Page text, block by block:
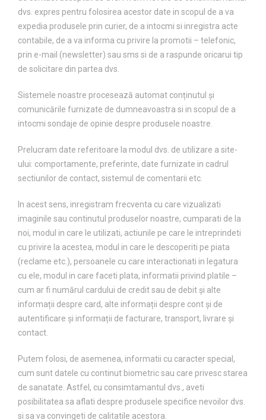
dvs. expres pentru folosirea acestor date in scopul de a va
expedia produsele prin curier, de a intocmi si inregistra acte
contabile, de a va informa cu privire la promotii – telefonic,
prin e-mail (newsletter) sau sms si de a raspunde oricarui tip
de solicitare din partea dvs.
Sistemele noastre procesează automat conținutul și
comunicările furnizate de dumneavoastra si in scopul de a
intocmi sondaje de opinie despre produsele noastre.
Prelucram date referitoare la modul dvs. de utilizare a site-
ului: comportamente, preferinte, date furnizate in cadrul
sectiunilor de contact, sistemul de comentarii etc.
In acest sens, inregistram frecventa cu care vizualizati
imaginile sau continutul produselor noastre, cumparati de la
noi, modul in care le utilizati, actiunile pe care le intreprindeti
cu privire la acestea, modul in care le descoperiti pe piata
(reclame etc.), persoanele cu care interactionati in legatura
cu ele, modul in care faceti plata, informatii privind platile –
cum ar fi numărul cardului de credit sau de debit și alte
informații despre card, alte informații despre cont și de
autentificare și informații de facturare, transport, livrare și
contact.
Putem folosi, de asemenea, informatii cu caracter special,
cum sunt datele cu continut biometric sau care privesc starea
de sanatate. Astfel, cu consimtamantul dvs., aveti
posibilitatea sa aflati despre produsele specifice nevoilor dvs.
si sa va convingeti de calitatile acestora.